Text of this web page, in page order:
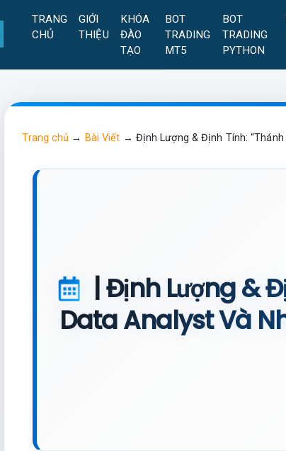
TRANG
CHỦ
GIỚI
THIỆU
KHÓA
ĐÀO
TẠO
BOT
TRADING
MT5
BOT
TRADING
PYTHON
Trang chủ → Bài Viết → Định Lượng & Định Tính:
| Định Lượng &
Data Analyst Và